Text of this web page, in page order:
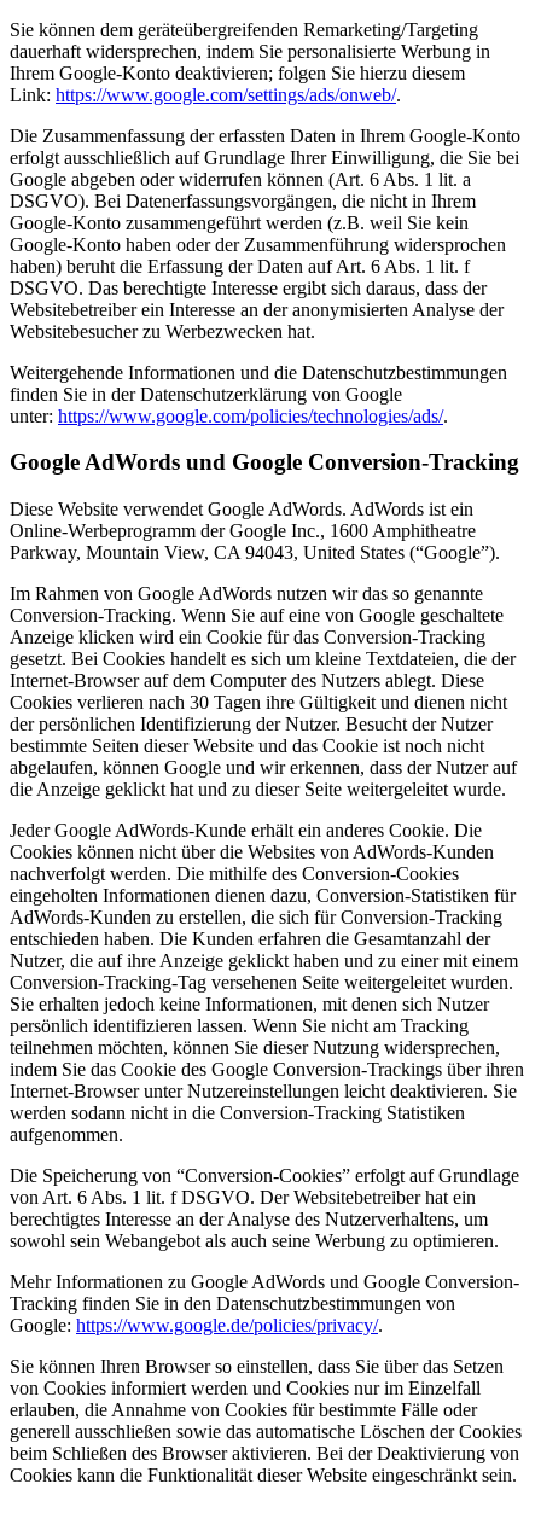
Sie können dem geräteübergreifenden Remarketing/Targeting
dauerhaft widersprechen, indem Sie personalisierte Werbung in
Ihrem Google-Konto deaktivieren; folgen Sie hierzu diesem
Link: https://www.google.com/settings/ads/onweb/.
Die Zusammenfassung der erfassten Daten in Ihrem Google-Konto
erfolgt ausschließlich auf Grundlage Ihrer Einwilligung, die Sie bei
Google abgeben oder widerrufen können (Art. 6 Abs. 1 lit. a
DSGVO). Bei Datenerfassungsvorgängen, die nicht in Ihrem
Google-Konto zusammengeführt werden (z.B. weil Sie kein
Google-Konto haben oder der Zusammenführung widersprochen
haben) beruht die Erfassung der Daten auf Art. 6 Abs. 1 lit. f
DSGVO. Das berechtigte Interesse ergibt sich daraus, dass der
Websitebetreiber ein Interesse an der anonymisierten Analyse der
Websitebesucher zu Werbezwecken hat.
Weitergehende Informationen und die Datenschutzbestimmungen
finden Sie in der Datenschutzerklärung von Google
unter: https://www.google.com/policies/technologies/ads/.
Google AdWords und Google Conversion-Tracking
Diese Website verwendet Google AdWords. AdWords ist ein
Online-Werbeprogramm der Google Inc., 1600 Amphitheatre
Parkway, Mountain View, CA 94043, United States (“Google”).
Im Rahmen von Google AdWords nutzen wir das so genannte
Conversion-Tracking. Wenn Sie auf eine von Google geschaltete
Anzeige klicken wird ein Cookie für das Conversion-Tracking
gesetzt. Bei Cookies handelt es sich um kleine Textdateien, die der
Internet-Browser auf dem Computer des Nutzers ablegt. Diese
Cookies verlieren nach 30 Tagen ihre Gültigkeit und dienen nicht
der persönlichen Identifizierung der Nutzer. Besucht der Nutzer
bestimmte Seiten dieser Website und das Cookie ist noch nicht
abgelaufen, können Google und wir erkennen, dass der Nutzer auf
die Anzeige geklickt hat und zu dieser Seite weitergeleitet wurde.
Jeder Google AdWords-Kunde erhält ein anderes Cookie. Die
Cookies können nicht über die Websites von AdWords-Kunden
nachverfolgt werden. Die mithilfe des Conversion-Cookies
eingeholten Informationen dienen dazu, Conversion-Statistiken für
AdWords-Kunden zu erstellen, die sich für Conversion-Tracking
entschieden haben. Die Kunden erfahren die Gesamtanzahl der
Nutzer, die auf ihre Anzeige geklickt haben und zu einer mit einem
Conversion-Tracking-Tag versehenen Seite weitergeleitet wurden.
Sie erhalten jedoch keine Informationen, mit denen sich Nutzer
persönlich identifizieren lassen. Wenn Sie nicht am Tracking
teilnehmen möchten, können Sie dieser Nutzung widersprechen,
indem Sie das Cookie des Google Conversion-Trackings über ihren
Internet-Browser unter Nutzereinstellungen leicht deaktivieren. Sie
werden sodann nicht in die Conversion-Tracking Statistiken
aufgenommen.
Die Speicherung von “Conversion-Cookies” erfolgt auf Grundlage
von Art. 6 Abs. 1 lit. f DSGVO. Der Websitebetreiber hat ein
berechtigtes Interesse an der Analyse des Nutzerverhaltens, um
sowohl sein Webangebot als auch seine Werbung zu optimieren.
Mehr Informationen zu Google AdWords und Google Conversion-
Tracking finden Sie in den Datenschutzbestimmungen von
Google: https://www.google.de/policies/privacy/.
Sie können Ihren Browser so einstellen, dass Sie über das Setzen
von Cookies informiert werden und Cookies nur im Einzelfall
erlauben, die Annahme von Cookies für bestimmte Fälle oder
generell ausschließen sowie das automatische Löschen der Cookies
beim Schließen des Browser aktivieren. Bei der Deaktivierung von
Cookies kann die Funktionalität dieser Website eingeschränkt sein.